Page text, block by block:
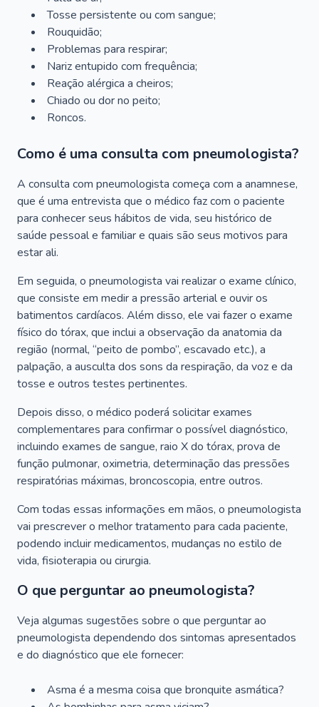
Tosse persistente ou com sangue;
Rouquidão;
Problemas para respirar;
Nariz entupido com frequência;
Reação alérgica a cheiros;
Chiado ou dor no peito;
Roncos.
Como é uma consulta com pneumologista?
A consulta com pneumologista começa com a anamnese,
que é uma entrevista que o médico faz com o paciente
para conhecer seus hábitos de vida, seu histórico de
saúde pessoal e familiar e quais são seus motivos para
estar ali.
Em seguida, o pneumologista vai realizar o exame clínico,
que consiste em medir a pressão arterial e ouvir os
batimentos cardíacos. Além disso, ele vai fazer o exame
físico do tórax, que inclui a observação da anatomia da
região (normal, “peito de pombo”, escavado etc.), a
palpação, a ausculta dos sons da respiração, da voz e da
tosse e outros testes pertinentes.
Depois disso, o médico poderá solicitar exames
complementares para confirmar o possível diagnóstico,
incluindo exames de sangue, raio X do tórax, prova de
função pulmonar, oximetria, determinação das pressões
respiratórias máximas, broncoscopia, entre outros.
Com todas essas informações em mãos, o pneumologista
vai prescrever o melhor tratamento para cada paciente,
podendo incluir medicamentos, mudanças no estilo de
vida, fisioterapia ou cirurgia.
O que perguntar ao pneumologista?
Veja algumas sugestões sobre o que perguntar ao
pneumologista dependendo dos sintomas apresentados
e do diagnóstico que ele fornecer:
Asma é a mesma coisa que bronquite asmática?